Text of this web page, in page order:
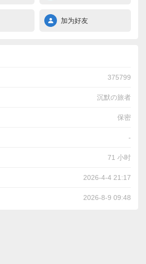
加为好友
375799
沉默の旅者
保密
-
71 小时
2026-4-4 21:17
2026-8-9 09:48